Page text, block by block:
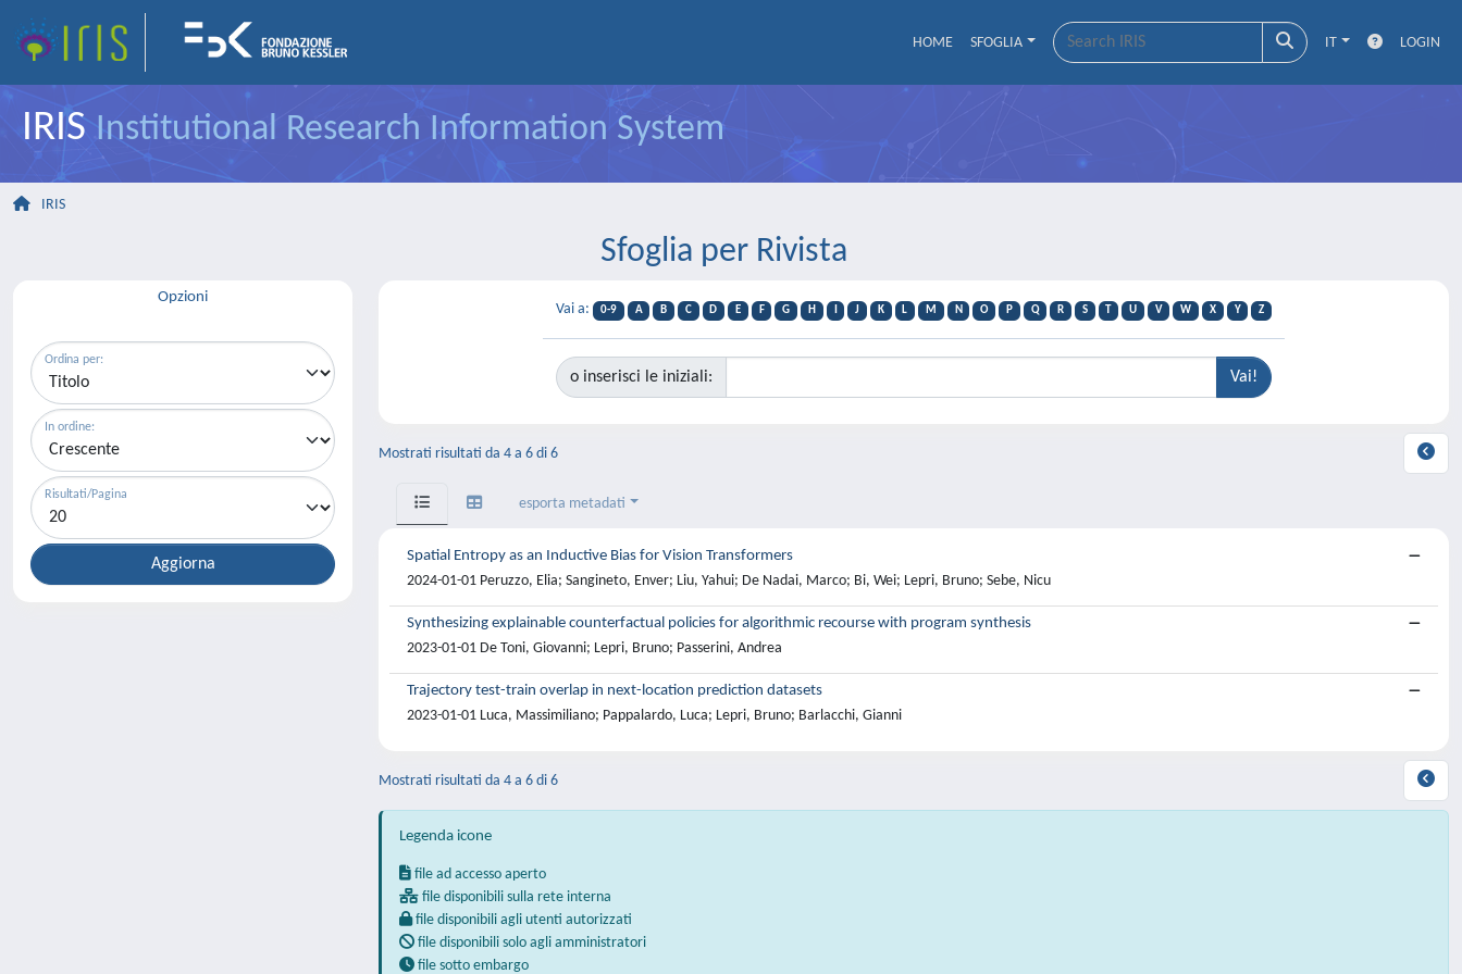
HOME SFOGLIA IT LOGIN
IRISInstitutional Research Information System
IRIS
Sfoglia per Rivista
Opzioni
Ordina per:
In ordine:
Risultati/Pagina
Vai a: 0-9 A B C D E F G H J K L M N O P Q R S T U V W X Y Z
o inserisci le iniziali:
Mostrati risultati da 4 a 6 di 6
esporta metadati
Spatial Entropy as an Inductive Bias for Vision Transformers
2024-01-01 Peruzzo, Elia; Sangineto, Enver; Liu, Yahui; De Nadai, Marco; Bi, Wei; Lepri, Bruno; Sebe, Nicu
Synthesizing explainable counterfactual policies for algorithmic recourse with program synthesis
2023-01-01 De Toni, Giovanni; Lepri, Bruno; Passerini, Andrea
Trajectory test-train overlap in next-location prediction datasets
2023-01-01 Luca, Massimiliano; Pappalardo, Luca; Lepri, Bruno; Barlacchi, Gianni
Mostrati risultati da 4 a 6 di 6
Legenda icone
file ad accesso aperto
file disponibili sulla rete interna
file disponibili agli utenti autorizzati
file disponibili solo agli amministratori
file sotto embargo